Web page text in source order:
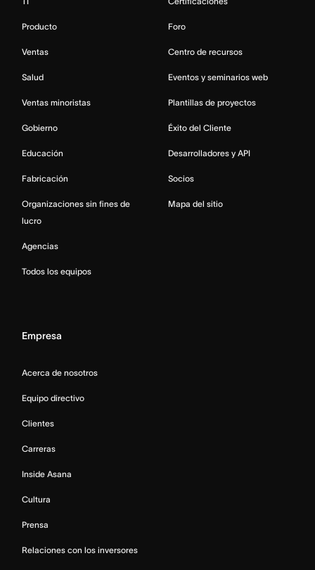
Producto
Ventas
Salud
Ventas minoristas
Gobierno
Educación
Fabricación
Organizaciones sin fines de
lucro
Agencias
Todos los equipos
Foro
Centro de recursos
Eventos y seminarios web
Plantillas de proyectos
Éxito del Cliente
Desarrolladores y API
Socios
Mapa del sitio
Empresa
Acerca de nosotros
Equipo directivo
Clientes
Carreras
Inside Asana
Cultura
Prensa
Relaciones con los inversores